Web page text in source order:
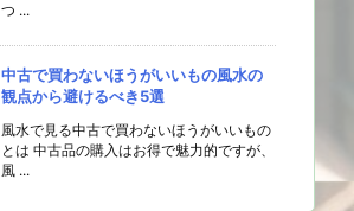
つ ...
中古で買わないほうがいいもの風水の
観点から避けるべき5選
風水で見る中古で買わないほうがいいもの
とは 中古品の購入はお得で魅力的ですが、
風 ...